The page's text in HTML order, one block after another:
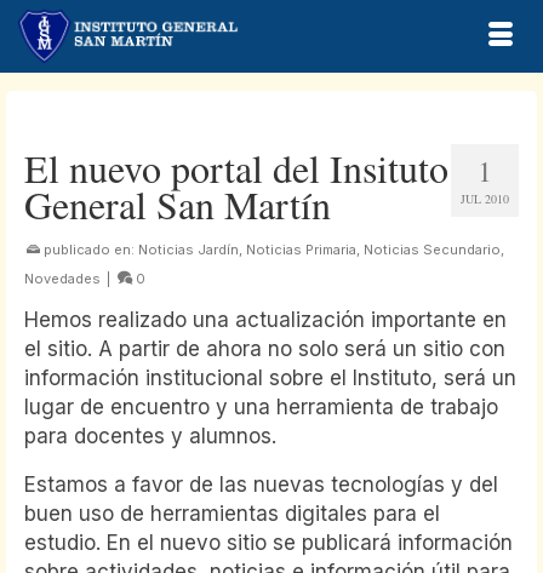
1
JUL 2010
El nuevo portal del Insituto
General San Martín
publicado en: Noticias Jardín, Noticias Primaria, Noticias Secundario,
Novedades
0
Hemos realizado una actualización importante en
el sitio. A partir de ahora no solo será un sitio con
información institucional sobre el Instituto, será un
lugar de encuentro y una herramienta de trabajo
para docentes y alumnos.
Estamos a favor de las nuevas tecnologías y del
buen uso de herramientas digitales para el
estudio. En el nuevo sitio se publicará información